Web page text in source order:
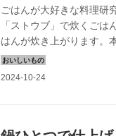
ごはんが大好きな料理研
「ストウブ」で炊くご
はんが炊き上がります。
社）より、いまの時季に
豚汁のつくり方をご紹介